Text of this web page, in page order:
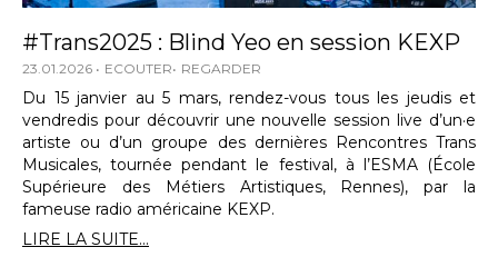
#Trans2025 : Blind Yeo en session KEXP
23.01.2026 ECOUTER REGARDER
Du 15 janvier au 5 mars, rendez-vous tous les jeudis et
vendredis pour découvrir une nouvelle session live d’un·e
artiste ou d’un groupe des dernières Rencontres Trans
Musicales, tournée pendant le festival, à l’ESMA (École
Supérieure des Métiers Artistiques, Rennes), par la
fameuse radio américaine KEXP.
LIRE LA SUITE...